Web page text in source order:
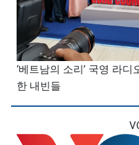
‘베트남의 소리’ 국영 라
한 내빈들